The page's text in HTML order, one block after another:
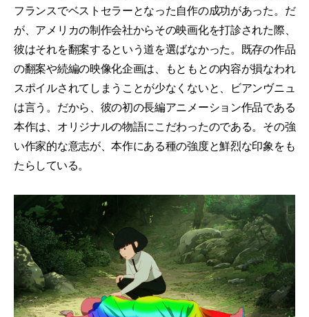
フランスでベストセラーとなった自作の成功があった。だ
が、アメリカの制作会社からその映画化を打診された際、
彼はそれを翻案するという道を選ばなかった。既存の作品
の翻案や続編の映像化企画は、もともとの内容が損なわれ
スポイルされてしまうことが少なくないと、ビアンヴニュ
は言う。だから、彼の初の長編アニメーション作品である
本作は、オリジナルの物語にこだわったのである。その強
い作家的な意志が、本作にある種の強度と鮮烈な印象をも
たらしている。